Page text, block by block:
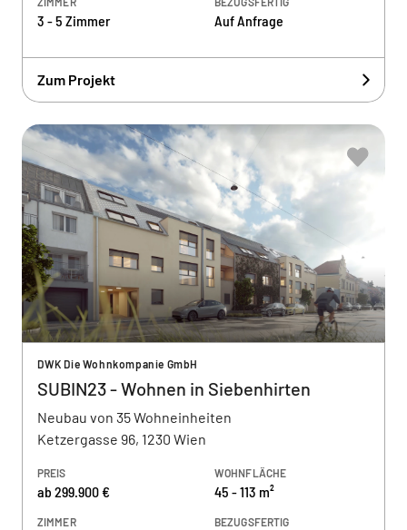
3 - 5 Zimmer Auf Anfrage
Zum Projekt
DWK Die Wohnkompanie GmbH
SUBIN23 - Wohnen in Siebenhirten
Neubau von 35 Wohneinheiten
Ketzergasse 96, 1230 Wien
PREIS
ab 299.900 €
WOHNFLÄCHE
45 - 113 m²
ZIMMER BEZUGSFERTIG